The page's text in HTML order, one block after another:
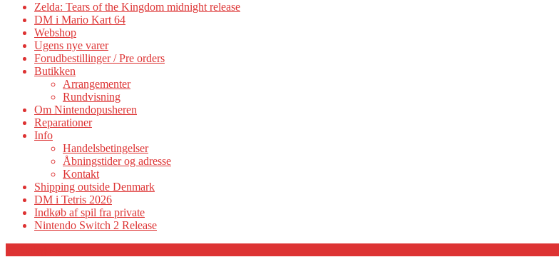
Zelda: Tears of the Kingdom midnight release
DM i Mario Kart 64
Webshop
Ugens nye varer
Forudbestillinger / Pre orders
Butikken
Arrangementer
Rundvisning
Om Nintendopusheren
Reparationer
Info
Handelsbetingelser
Åbningstider og adresse
Kontakt
Shipping outside Denmark
DM i Tetris 2026
Indkøb af spil fra private
Nintendo Switch 2 Release